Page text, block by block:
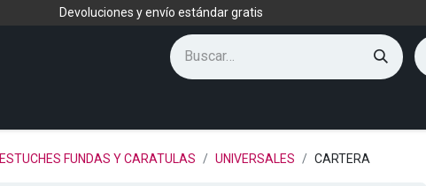
Devoluciones y envío estándar gratis
ESTUCHES FUNDAS Y CARATULAS UNIVERSALES CARTERA